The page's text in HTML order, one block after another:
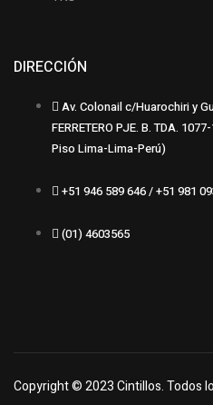
DIRECCIÓN
Av. Colonail c/Huarochiri y
FERRETERO PJE. B. TDA.
Piso Lima-Lima-Perú)
+51 946 589 646 / +51 981
(01) 4603565
Copyright © 2023Cintillos. Todos